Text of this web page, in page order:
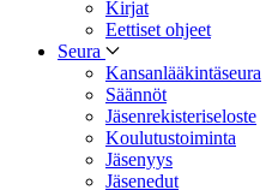
Kirjat
Eettiset ohjeet
Seura
Kansanlääkintäseura
Säännöt
Jäsenrekisteriseloste
Koulutustoiminta
Jäsenyys
Jäsenedut